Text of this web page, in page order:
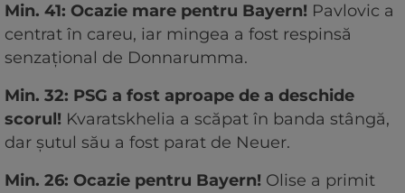
Min. 41: Ocazie mare pentru Bayern! Pavlovic a
centrat în careu, iar mingea a fost respinsă
senzațional de Donnarumma.
Min. 32: PSG a fost aproape de a deschide
scorul! Kvaratskhelia a scăpat în banda stângă,
dar șutul său a fost parat de Neuer.
Min. 26: Ocazie pentru Bayern! Olise a primit